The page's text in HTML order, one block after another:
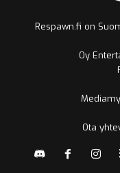
Respawn.fi on
Oy
Ota